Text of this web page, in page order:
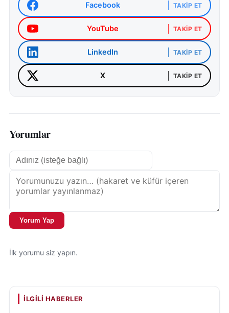
Facebook TAKIP ET
YouTube TAKIP ET
LinkedIn TAKIP ET
X TAKIP ET
Yorumlar
Yorum Yap
İlk yorumu siz yapın.
İLGILI HABERLER